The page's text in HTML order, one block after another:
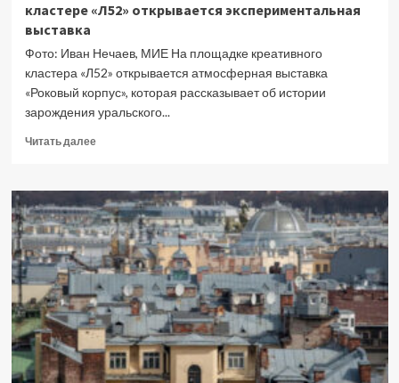
кластере «Л52» открывается экспериментальная
выставка
Фото: Иван Нечаев, МИЕ На площадке креативного
кластера «Л52» открывается атмосферная выставка
«Роковый корпус», которая рассказывает об истории
зарождения уральского...
Читать далееПрочитать
Как
рассказать
зумерам
про
свердловский
рок
–
в
кластере
«Л52»
открывается
экспериментальная